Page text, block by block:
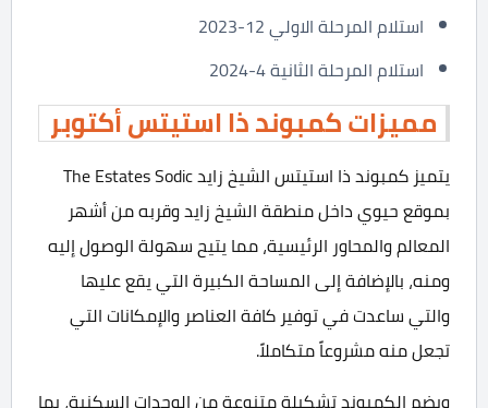
استلام المرحلة الاولي 12-2023
استلام المرحلة الثانية 4-2024
مميزات كمبوند ذا استيتس أكتوبر
يتميز كمبوند ذا استيتس الشيخ زايد The Estates Sodic
بموقع حيوي داخل منطقة الشيخ زايد وقربه من أشهر
المعالم والمحاور الرئيسية، مما يتيح سهولة الوصول إليه
ومنه، بالإضافة إلى المساحة الكبيرة التي يقع عليها
والتي ساعدت في توفير كافة العناصر والإمكانات التي
تجعل منه مشروعاً متكاملاً.
ويضم الكمبوند تشكيلة متنوعة من الوحدات السكنية، بما